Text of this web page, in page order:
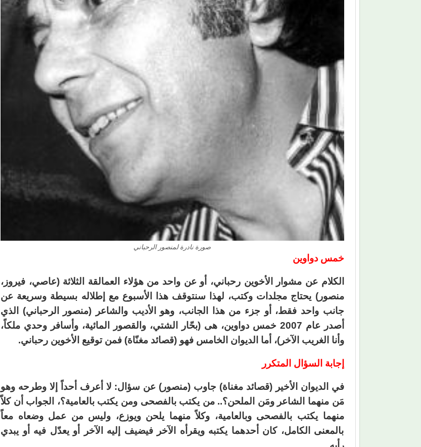
صورة نادرة لمنصور الرحباني
خمس دواوين
الكلام عن مشوار الأخوين رحباني، أو عن واحد من هؤلاء العمالقة الثلاثة (عاصي، فيروز،
منصور) يحتاج مجلدات وكتب، لهذا سنتوقف هذا الأسبوع مع إطلاله بسيطة وسريعة عن
جانب واحد فقط، أو جزء من هذا الجانب، وهو الأديب والشاعر (منصور الرحباني) الذي
أصدر عام 2007 خمس دواوين، هى (بحّار الشتي، والقصور المائية، وأسافر وحدي ملكاً،
وأنا الغريب الآخر)، أما الديوان الخامس فهو (قصائد مغنّاة) فمن توقيع الأخوين رحباني.
إجابة السؤال المتكرر
في الديوان الأخير (قصائد مغناة) جاوب (منصور) عن سؤال: لا أعرف أحداً إلا وطرحه وهو
مَن منهما الشاعر ومَن الملحن؟.. من يكتب بالفصحى ومن يكتب بالعامية؟، الجواب أن كلاّ
منهما يكتب بالفصحى وبالعامية، وكلاً منهما يلحن ويوزع، وليس من عمل وضعاه معاً
بالمعنى الكامل، كان أحدهما يكتبه ويقرأه الآخر فيضيف إليه الآخر أو يعدّل فيه أو يبدي